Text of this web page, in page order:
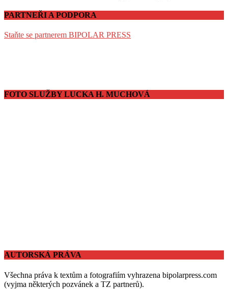
PARTNEŘI A PODPORA
Staňte se partnerem BIPOLAR PRESS
FOTO SLUŽBY LUCKA H. MUCHOVÁ
AUTORSKÁ PRÁVA
Všechna práva k textům a fotografiím vyhrazena bipolarpress.com
(vyjma některých pozvánek a TZ partnerů).